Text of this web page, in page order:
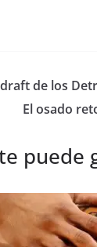
de los
El osado
puede